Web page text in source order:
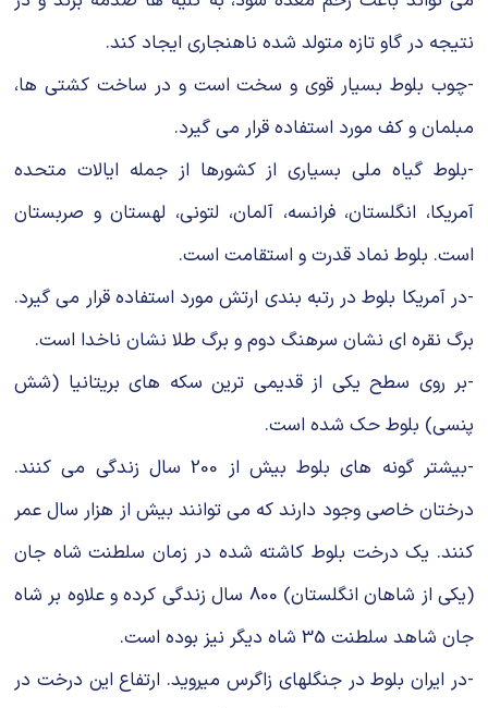
نتیجه در گاو تازه متولد شده ناهنجاری ایجاد کند.
-چوب بلوط بسیار قوی و سخت است و در ساخت کشتی ها،
مبلمان و کف مورد استفاده قرار می گیرد.
-بلوط گیاه ملی بسیاری از کشورها از جمله ایالات متحده
آمریکا، انگلستان، فرانسه، آلمان، لتونی، لهستان و صربستان
است. بلوط نماد قدرت و استقامت است.
-در آمریکا بلوط در رتبه بندی ارتش مورد استفاده قرار می گیرد.
برگ نقره ای نشان سرهنگ دوم و برگ طلا نشان ناخدا است.
-بر روی سطح یکی از قدیمی ترین سکه های بریتانیا (شش
پنسی) بلوط حک شده است.
-بیشتر گونه های بلوط بیش از 200 سال زندگی می کنند.
درختان خاصی وجود دارند که می توانند بیش از هزار سال عمر
کنند. یک درخت بلوط کاشته شده در زمان سلطنت شاه جان
(یکی از شاهان انگلستان) 800 سال زندگی کرده و علاوه بر شاه
جان شاهد سلطنت 35 شاه دیگر نیز بوده است.
-در ایران بلوط در جنگل‎های زاگرس می‎روید. ارتفاع این درخت در